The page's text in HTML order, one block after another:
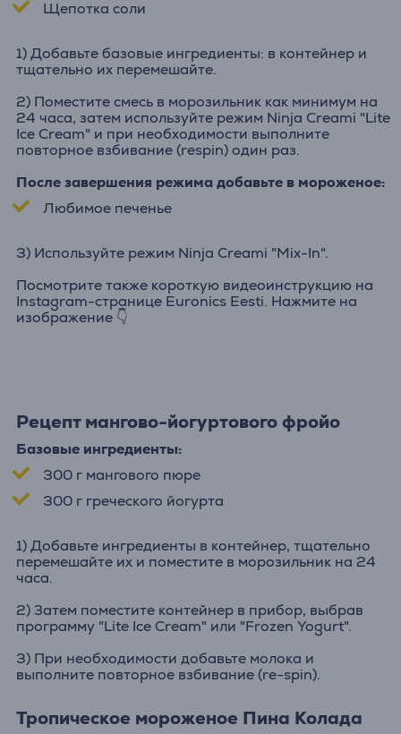
Щепотка соли
1) Добавьте базовые ингредиенты: в контейнер и
тщательно их перемешайте.
2) Поместите смесь в морозильник как минимум на
24 часа, затем используйте режим Ninja Creami "Lite
Ice Cream" и при необходимости выполните
повторное взбивание (respin) один раз.
После завершения режима добавьте в мороженое:
Любимое печенье
3) Используйте режим Ninja Creami "Mix-In".
Посмотрите также короткую видеоинструкцию на
Instagram-странице Euronics Eesti. Нажмите на
изображение 👇
Рецепт мангово-йогуртового фройо
Базовые ингредиенты:
300 г мангового пюре
300 г греческого йогурта
1) Добавьте ингредиенты в контейнер, тщательно
перемешайте их и поместите в морозильник на 24
часа.
2) Затем поместите контейнер в прибор, выбрав
программу "Lite Ice Cream" или "Frozen Yogurt".
3) При необходимости добавьте молока и
выполните повторное взбивание (re-spin).
Тропическое мороженое Пина Колада